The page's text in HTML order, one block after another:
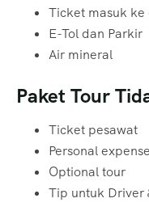
Ticket masuk ke
E-Tol dan Parkir
Air mineral
Paket Tour
Ticket pesawat
Personal
Optional tour
Tip untuk Driver